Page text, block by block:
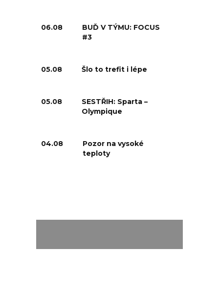
06.08
BUĎ V TÝMU: FOCUS
#3
05.08 Šlo to trefit i lépe
05.08
SESTŘIH: Sparta –
Olympique
04.08
Pozor na vysoké
teploty